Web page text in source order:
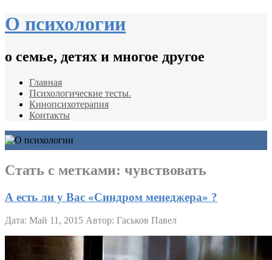
О психологии
о семье, детях и многое другое
Главная
Психологические тесты.
Кинопсихотерапия
Контакты
Стать с метками: чувствовать
А есть ли у Вас «Синдром менеджера» ?
Дата: Май 11, 2015 Автор: Гаськов Павел